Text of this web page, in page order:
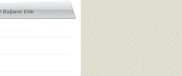
Bağlantı Ekle